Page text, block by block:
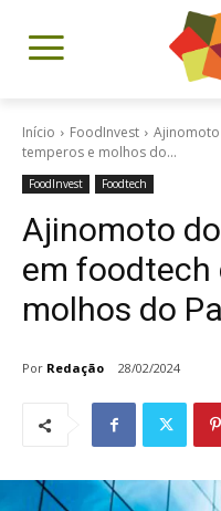
Início FoodInvest
temperos e molhos do...
FoodInvest Foodtech
Ajinomoto
em foodtech
molhos do
Por Redação 28/02/2024